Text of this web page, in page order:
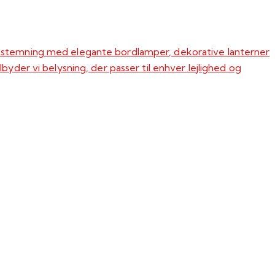
med elegante bordlamper, dekorative lanterner
vi belysning, der passer til enhver lejlighed og